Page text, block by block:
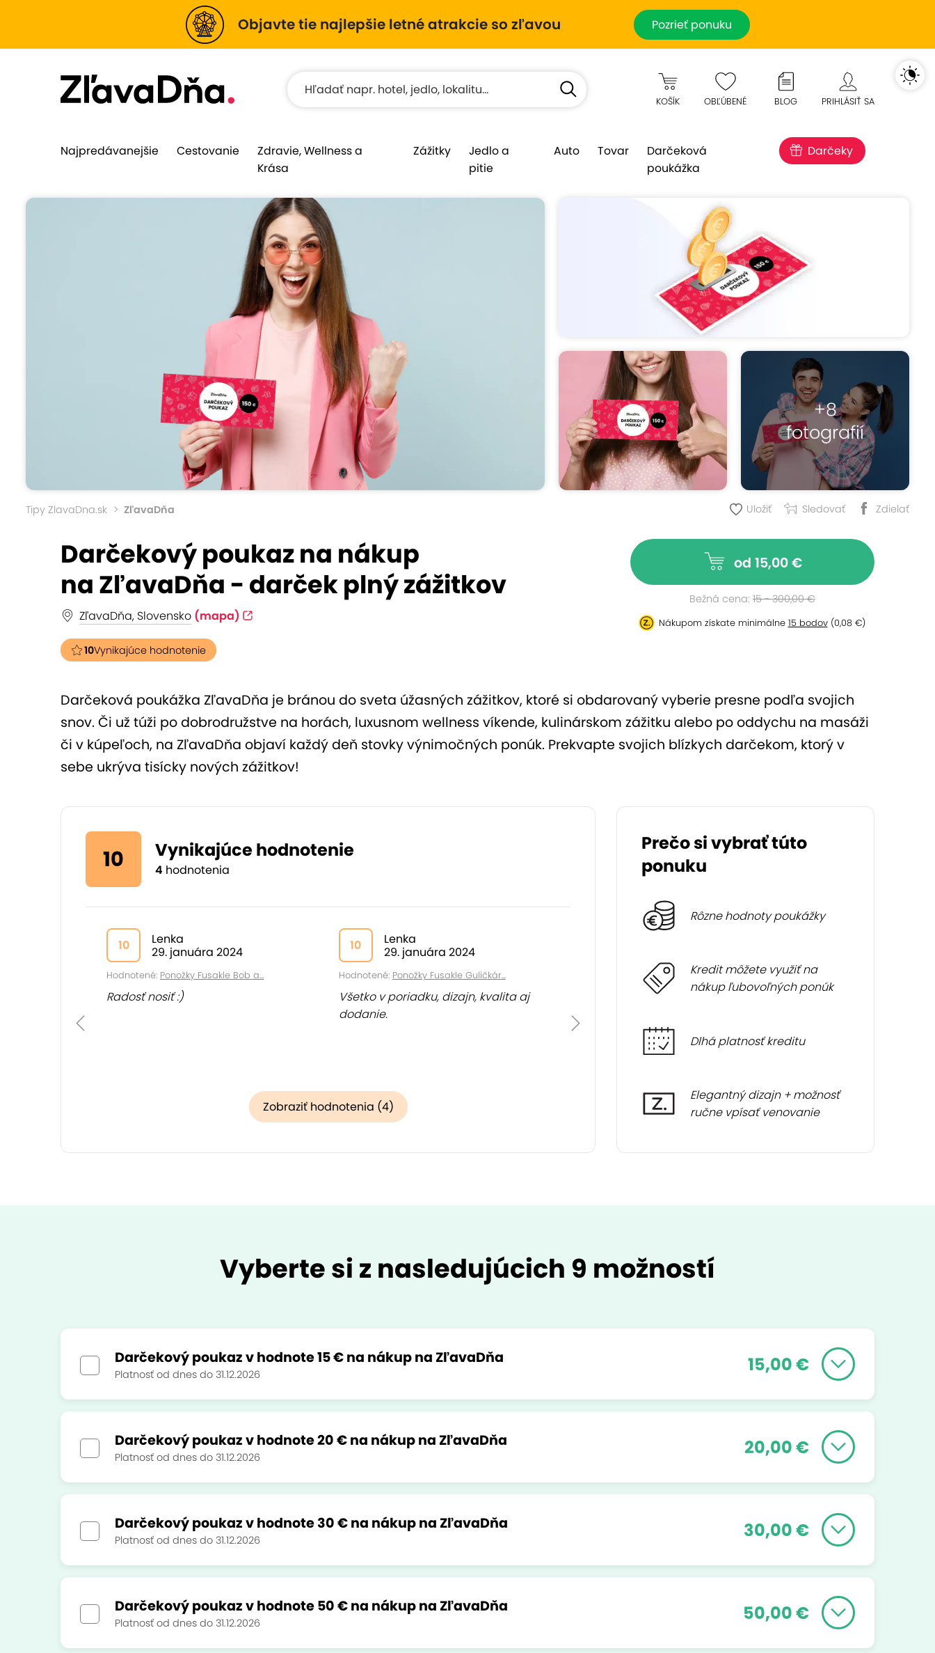
Objavte tie najlepšie letné atrakcie so zľavou Pozrieť ponuku
KOŠÍK OBĽÚBENÉ BLOG PRIHLÁSIŤ SA
Najpredávanejšie Cestovanie
Zdravie, Wellness a
Krása
Zážitky
Jedlo a
pitie
Auto Tovar
Darčeková
poukážka
Darčeky
+8
fotografií
Tipy ZlavaDna.sk ZľavaDňa Uložiť Sledovať Zdielať
Darčekový poukaz na nákup
na ZľavaDňa - darček plný zážitkov
ZľavaDňa, Slovensko (mapa)
10Vynikajúce hodnotenie
od 15,00 €
Bežná cena: 15 - 300,00 €
Nákupom získate minimálne 15 bodov(0,08 €)
Darčeková poukážka ZľavaDňa je bránou do sveta úžasných zážitkov, ktoré si obdarovaný vyberie presne podľa svojich
snov. Či už túži po dobrodružstve na horách, luxusnom wellness víkende, kulinárskom zážitku alebo po oddychu na masáži
či v kúpeľoch, na ZľavaDňa objaví každý deň stovky výnimočných ponúk. Prekvapte svojich blízkych darčekom, ktorý v
sebe ukrýva tisícky nových zážitkov!
10 Vynikajúce hodnotenie
4 hodnotenia
10
Lenka
29. januára 2024
Hodnotené: Ponožky Fusakle Bob a...
Radosť nosiť :)
10
Lenka
29. januára 2024
Hodnotené: Ponožky Fusakle Guličkár...
Všetko v poriadku, dizajn, kvalita aj
dodanie.
Zobraziť hodnotenia (4)
Prečo si vybrať túto
ponuku
Rôzne hodnoty poukážky
Kredit môžete využiť na
nákup ľubovoľných ponúk
Dlhá platnosť kreditu
Elegantný dizajn + možnosť
ručne vpísať venovanie
Vyberte si z nasledujúcich 9 možností
Darčekový poukaz v hodnote 15 € na nákup na ZľavaDňa
Platnosť od dnes do 31.12.2026 15,00 €
Darčekový poukaz v hodnote 20 € na nákup na ZľavaDňa
Platnosť od dnes do 31.12.2026 20,00 €
Darčekový poukaz v hodnote 30 € na nákup na ZľavaDňa
Platnosť od dnes do 31.12.2026 30,00 €
Darčekový poukaz v hodnote 50 € na nákup na ZľavaDňa
Platnosť od dnes do 31.12.2026 50,00 €